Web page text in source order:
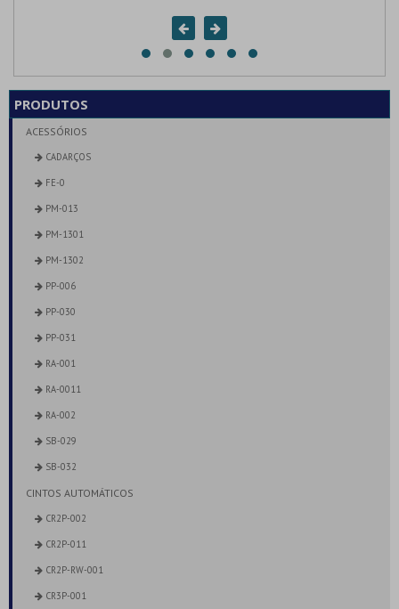
PRODUTOS
ACESSÓRIOS
CADARÇOS
FE-0
PM-013
PM-1301
PM-1302
PP-006
PP-030
PP-031
RA-001
RA-0011
RA-002
SB-029
SB-032
CINTOS AUTOMÁTICOS
CR2P-002
CR2P-011
CR2P-RW-001
CR3P-001